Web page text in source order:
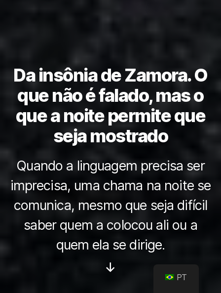
Da insônia de Zamora. O
que não é falado, mas o
que a noite permite que
seja mostrado
Quando a linguagem precisa ser
imprecisa, uma chama na noite se
comunica, mesmo que seja difícil
saber quem a colocou ali ou a
quem ela se dirige.
Rolar
PT